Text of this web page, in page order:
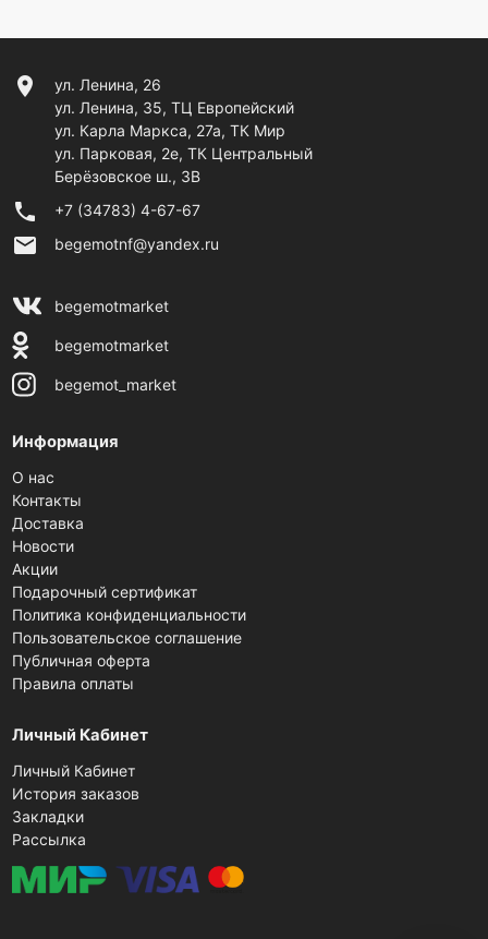
location_on
ул. Ленина, 26
ул. Ленина, 35, ТЦ Европейский
ул. Карла Маркса, 27а, ТК Мир
ул. Парковая, 2е, ТК Центральный
Берёзовское ш., 3В
phone +7 (34783) 4-67-67
email begemotnf@yandex.ru
begemotmarket
begemotmarket
begemot_market
Информация
О нас
Контакты
Доставка
Новости
Акции
Подарочный сертификат
Политика конфиденциальности
Пользовательское соглашение
Публичная оферта
Правила оплаты
Личный Кабинет
Личный Кабинет
История заказов
Закладки
Рассылка